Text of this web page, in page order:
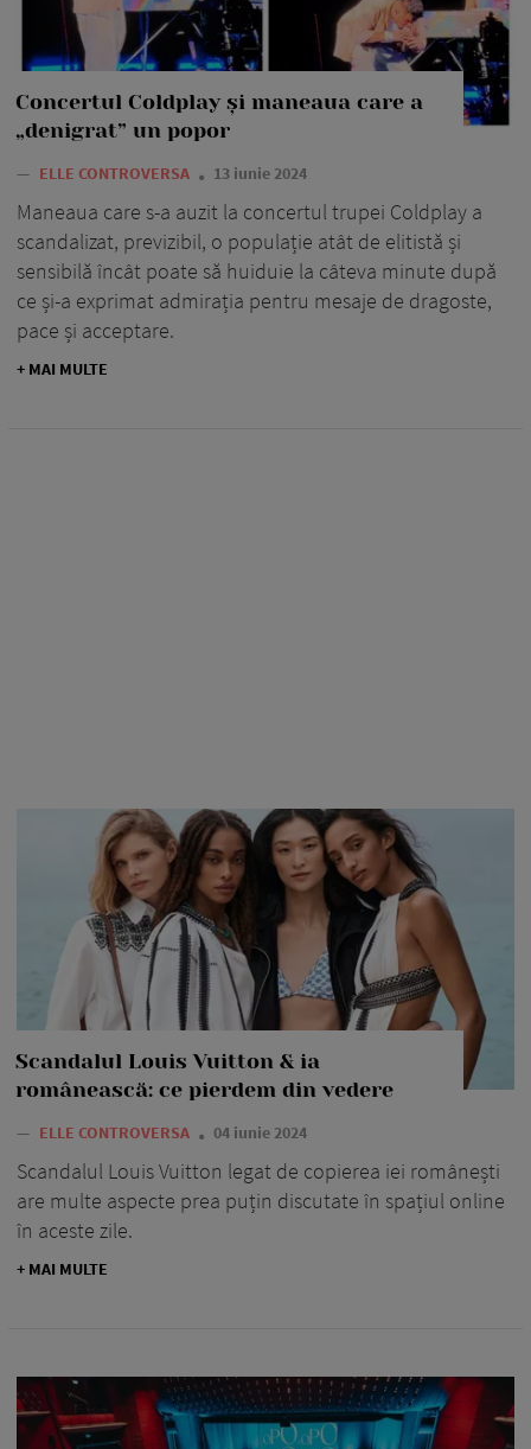
Concertul Coldplay și maneaua care a
„denigrat” un popor
— ELLE CONTROVERSA 13 iunie 2024
Maneaua care s-a auzit la concertul trupei Coldplay a
scandalizat, previzibil, o populație atât de elitistă și
sensibilă încât poate să huiduie la câteva minute după
ce și-a exprimat admirația pentru mesaje de dragoste,
pace și acceptare.
+ MAI MULTE
Scandalul Louis Vuitton & ia
românească: ce pierdem din vedere
— ELLE CONTROVERSA 04 iunie 2024
Scandalul Louis Vuitton legat de copierea iei românești
are multe aspecte prea puțin discutate în spațiul online
în aceste zile.
+ MAI MULTE